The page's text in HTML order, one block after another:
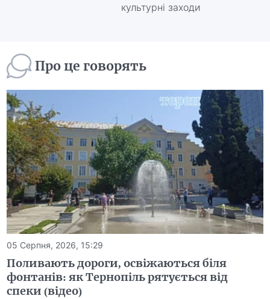
культурні заходи
Про це говорять
05 Серпня, 2026, 15:29
Поливають дороги, освіжаються біля
фонтанів: як Тернопіль рятується від
спеки (відео)